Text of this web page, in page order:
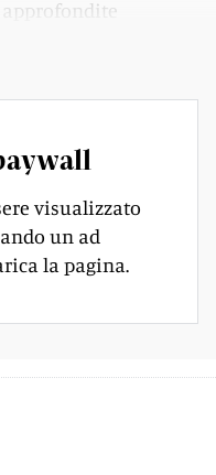
approfondite
visualizzato
un ad
la pagina.